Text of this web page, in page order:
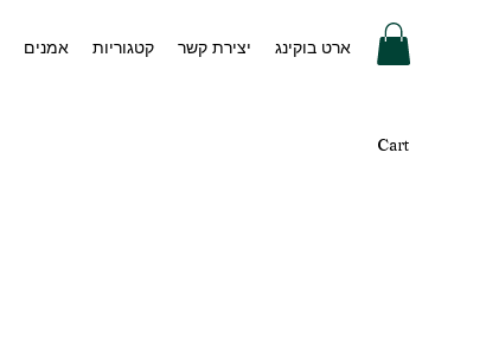
אמנים קטגוריות יצירת קשר ארט בוקינג
Cart